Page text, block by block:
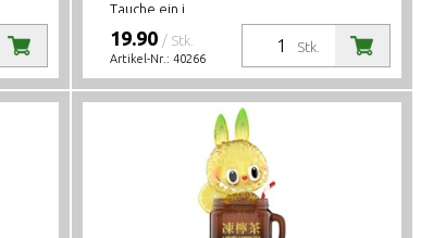
Tauche ein i...
Stk.
19.90 / Stk.
Artikel-Nr.:40266